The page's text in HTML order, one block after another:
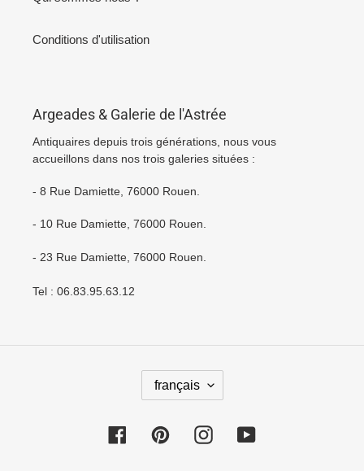
Conditions d'utilisation
Argeades & Galerie de l'Astrée
Antiquaires depuis trois générations, nous vous
accueillons dans nos trois galeries situées :
- 8 Rue Damiette, 76000 Rouen.
- 10 Rue Damiette, 76000 Rouen.
- 23 Rue Damiette, 76000 Rouen.
Tel : 06.83.95.63.12
A
G
français
FacebookPinterestInstagramYouTube